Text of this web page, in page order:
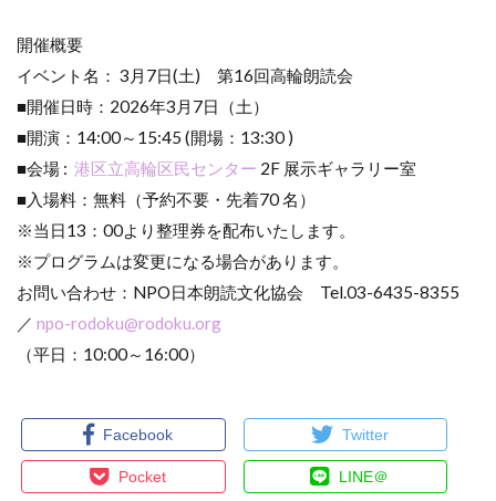
開催概要
イベント名： 3月7日(土) 第16回高輪朗読会
■開催日時：2026年3月7日（土）
■開演：14:00～15:45 (開場：13:30 )
■会場 : 港区立高輪区民センター 2F 展示ギャラリー室
■入場料：無料（予約不要・先着70 名）
※当日13：00より整理券を配布いたします。
※プログラムは変更になる場合があります。
お問い合わせ：NPO日本朗読文化協会 Tel.03-6435-8355
／ npo-rodoku@rodoku.org
（平日：10:00～16:00）
Facebook Twitter
Pocket LINE＠